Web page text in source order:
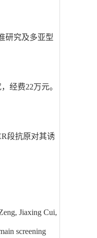
研究及多亚型
经费22万元。
段抗原对其诱
Jiaxing Cui,
screening